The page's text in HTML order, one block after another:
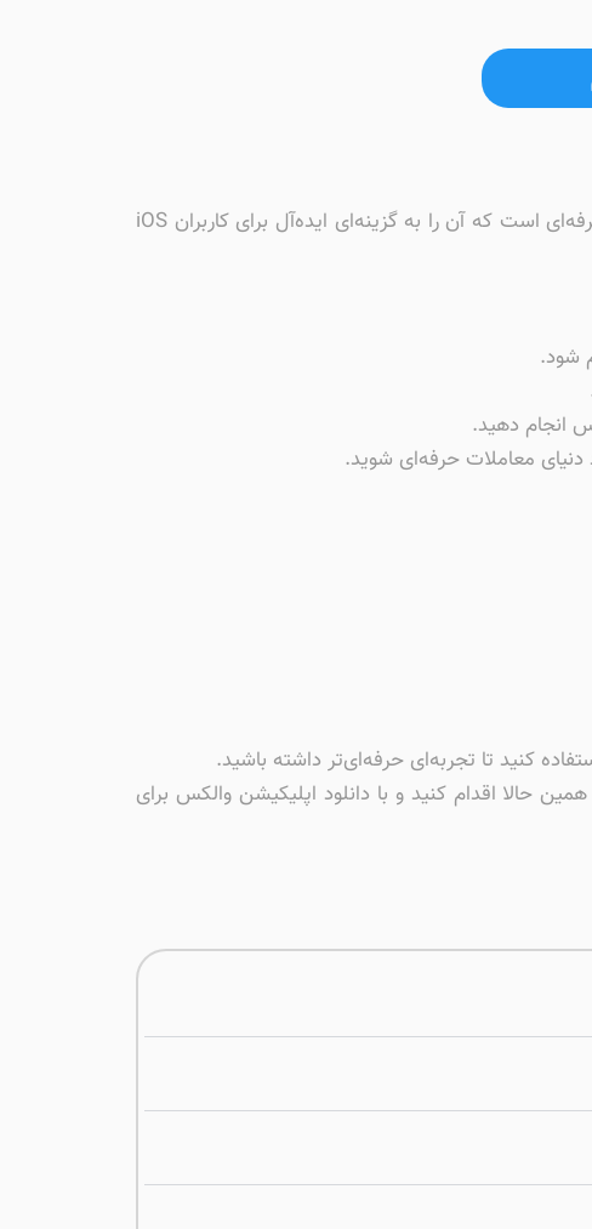
چرا باید نصب والکس برای آیفون را انتخاب کنید؟ اپلیکیشن والکس آیفون ترکیبی از امنیت، سرعت و امکانات حرفه‌ای است که آن را به گزینه‌ای ایده‌آل برای کاربران iOS
شود.
دنیای معاملات حرفه‌ای شوید.
کنید تا تجربه‌ای حرفه‌ای‌تر داشته باشید.
حالا اقدام کنید و با دانلود اپلیکیشن والکس برای